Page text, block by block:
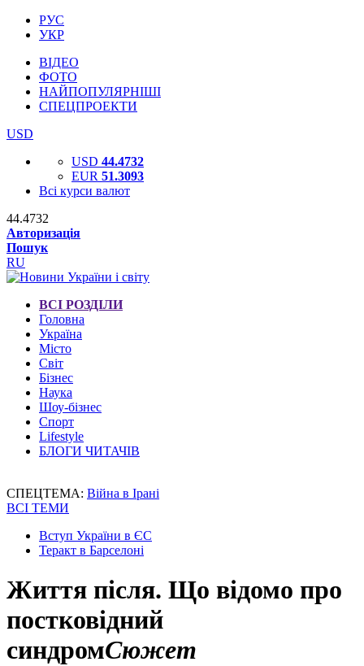
РУС
УКР
ВІДЕО
ФОТО
НАЙПОПУЛЯРНІШІ
СПЕЦПРОЕКТИ
USD
USD 44.4732
EUR 51.3093
Всі курси валют
44.4732
Авторизація
Пошук
RU
ВСІ РОЗДІЛИ
Головна
Україна
Місто
Світ
Бізнес
Наука
Шоу-бізнес
Спорт
Lifestyle
БЛОГИ ЧИТАЧІВ
СПЕЦТЕМА: Війна в Ірані
ВСІ ТЕМИ
Вступ України в ЄС
Теракт в Барселоні
Життя після. Що відомо про
постковідний
синдромСюжет